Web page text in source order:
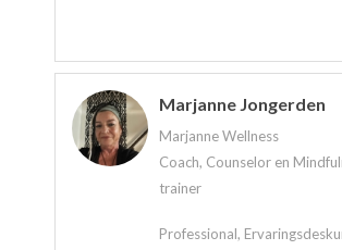
Marjanne Jongerden
Marjanne Wellness
Coach, Counselor en
trainer
Professional,